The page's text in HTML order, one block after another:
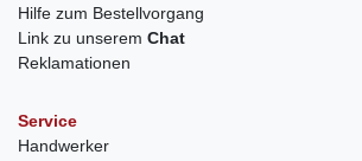
Hilfe zum Bestellvorgang
Link zu unserem Chat
Reklamationen
Service
Handwerker